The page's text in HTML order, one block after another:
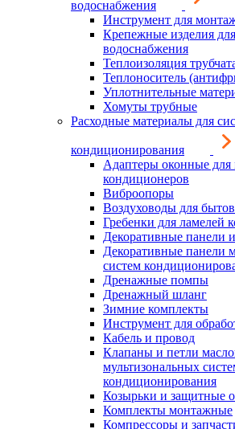
водоснабжения
Инструмент для
Крепежные изделия
водоснабжения
Теплоизоляция
Теплоноситель
Уплотнительные
Хомуты трубные
Расходные материалы для
кондиционирования
Адаптеры оконные
кондиционеров
Виброопоры
Воздуховоды для
Гребенки для ламелей
Декоративные панели
Декоративные панели
систем
Дренажные помпы
Дренажный шланг
Зимние комплекты
Инструмент для
Кабель и провод
Клапаны и петли
мультизональных
кондиционирования
Козырьки и защитные
Комплекты монтажные
Компрессоры и